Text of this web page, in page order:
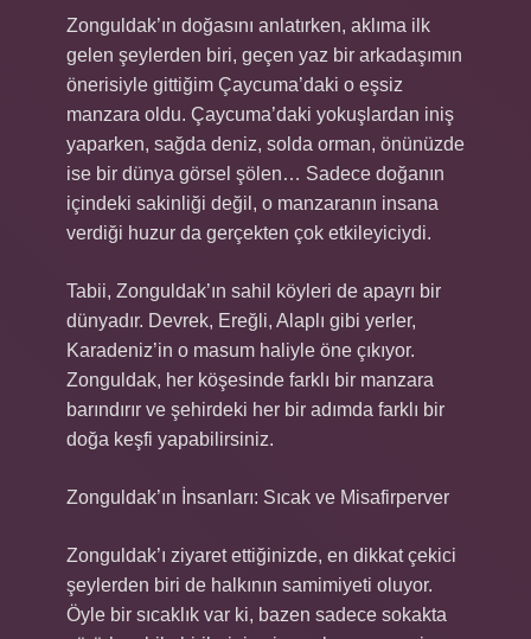
Zonguldak’ın doğasını anlatırken, aklıma ilk
gelen şeylerden biri, geçen yaz bir arkadaşımın
önerisiyle gittiğim Çaycuma’daki o eşsiz
manzara oldu. Çaycuma’daki yokuşlardan iniş
yaparken, sağda deniz, solda orman, önünüzde
ise bir dünya görsel şölen… Sadece doğanın
içindeki sakinliği değil, o manzaranın insana
verdiği huzur da gerçekten çok etkileyiciydi.
Tabii, Zonguldak’ın sahil köyleri de apayrı bir
dünyadır. Devrek, Ereğli, Alaplı gibi yerler,
Karadeniz’in o masum haliyle öne çıkıyor.
Zonguldak, her köşesinde farklı bir manzara
barındırır ve şehirdeki her bir adımda farklı bir
doğa keşfi yapabilirsiniz.
Zonguldak’ın İnsanları: Sıcak ve Misafirperver
Zonguldak’ı ziyaret ettiğinizde, en dikkat çekici
şeylerden biri de halkının samimiyeti oluyor.
Öyle bir sıcaklık var ki, bazen sadece sokakta